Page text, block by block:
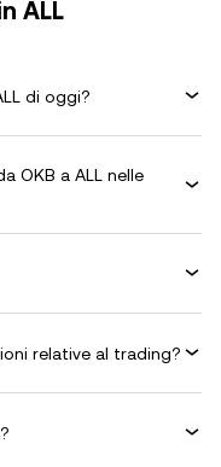
ALL
di oggi?
OKB a ALL nelle
relative al trading?